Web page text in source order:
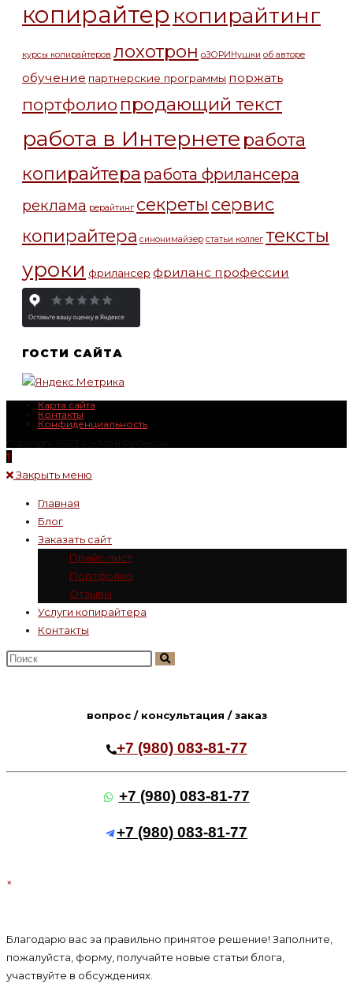
копирайтер копирайтинг
курсы копирайтеров лохотрон оЗОРИНушки об авторе
обучение партнерские программы поржать
портфолио продающий текст
работа в Интернете работа
копирайтера работа фрилансера
реклама рерайтинг секреты сервис
копирайтера синонимайзер статьи коллег тексты
уроки фрилансер фриланс профессии
ГОСТИ САЙТА
Карта сайта
Контакты
Конфиденциальность
Закрыть меню
Главная
Блог
Заказать сайт
Прайс-лист
Портфолио
Отзывы
Услуги копирайтера
Контакты
Поиск
вопрос / консультация / заказ
+7 (980) 083-81-77
+7 (980) 083-81-77
+7 (980) 083-81-77
×
Благодарю вас за правильно принятое решение! Заполните,
пожалуйста, форму, получайте новые статьи блога,
участвуйте в обсуждениях.